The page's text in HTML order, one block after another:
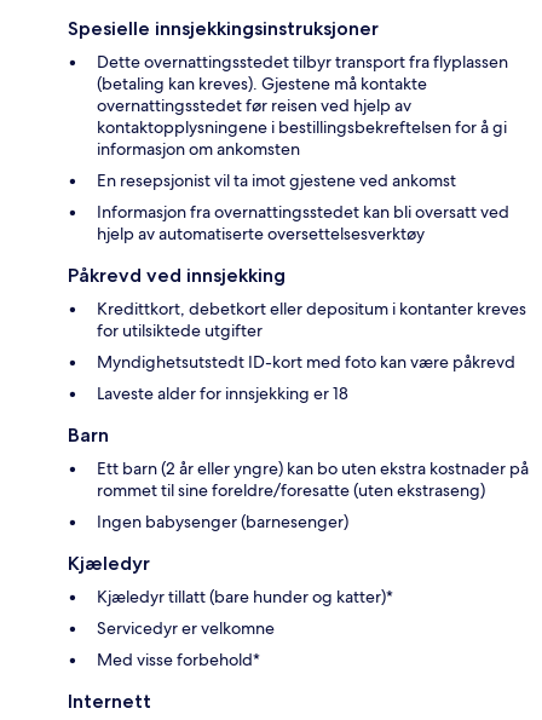
Spesielle innsjekkingsinstruksjoner
Dette overnattingsstedet tilbyr transport fra flyplassen
(betaling kan kreves). Gjestene må kontakte
overnattingsstedet før reisen ved hjelp av
kontaktopplysningene i bestillingsbekreftelsen for å gi
informasjon om ankomsten
En resepsjonist vil ta imot gjestene ved ankomst
Informasjon fra overnattingsstedet kan bli oversatt ved
hjelp av automatiserte oversettelsesverktøy
Påkrevd ved innsjekking
Kredittkort, debetkort eller depositum i kontanter kreves
for utilsiktede utgifter
Myndighetsutstedt ID-kort med foto kan være påkrevd
Laveste alder for innsjekking er 18
Barn
Ett barn (2 år eller yngre) kan bo uten ekstra kostnader på
rommet til sine foreldre/foresatte (uten ekstraseng)
Ingen babysenger (barnesenger)
Kjæledyr
Kjæledyr tillatt (bare hunder og katter)*
Servicedyr er velkomne
Med visse forbehold*
Internett